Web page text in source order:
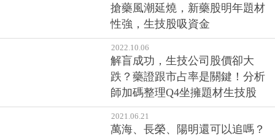
搶藥風潮延燒，新藥股明年題材
性強，生技股吸資金
2022.10.06
解盲成功，生技公司股價卻大
跌？藥證跟市占率是關鍵！分析
師加碼整理Q4坐擁題材生技股
2021.06.21
萬海、長榮、陽明還可以追嗎？